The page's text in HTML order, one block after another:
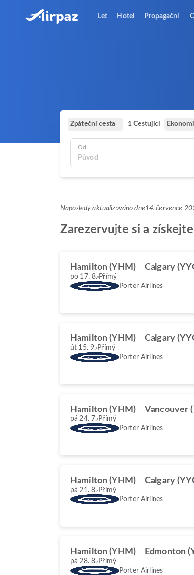
Let Hotel Propagační
Zpáteční cesta 1 Cestující
Od
Naposledy aktualizováno dne14. července
Zarezervujte si a
Hamilton (YHM) Calgary
po 17. 8. Přímý
Porter Airlines
Hamilton (YHM) Calgary
út 15. 9. Přímý
Porter Airlines
Hamilton (YHM) Vancouver
pá 24. 7. Přímý
Porter Airlines
Hamilton (YHM) Calgary
pá 21. 8. Přímý
Porter Airlines
Hamilton (YHM) Edmonton
pá 28. 8. Přímý
Porter Airlines